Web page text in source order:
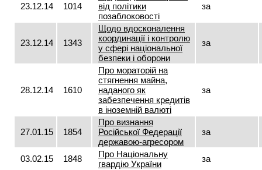
23.12.14 1014
від політики
позаблоковості
за
23.12.14 1343
Щодо вдосконалення
координації і контролю
у сфері національної
безпеки і оборони
за
28.12.14 1610
Про мораторій на
стягнення майна,
наданого як
забезпечення кредитів
в іноземній валюті
за
27.01.15 1854
Про визнання
Російської Федерації
державою-агресором
за
03.02.15 1848
Про Національну
гвардію України
за